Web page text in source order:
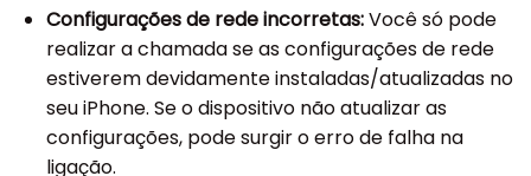
Configurações de rede incorretas:Você só pode
realizar a chamada se as configurações de rede
estiverem devidamente instaladas/atualizadas no
seu iPhone. Se o dispositivo não atualizar as
configurações, pode surgir o erro de falha na
ligação.